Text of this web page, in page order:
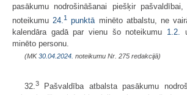
pasākumu nodrošināšanai piešķir
noteikumu24.1 punktāminēto atbalstu, ne
kalendāra gadā par vienu šo noteikumu 1.2.
minēto personu.
(MK30.04.2024. noteikumu Nr. 275 redakcijā)
32.3
Pašvaldība atbalsta pasākumu